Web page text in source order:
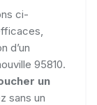
ci-
d’un
95810.
un
sans un